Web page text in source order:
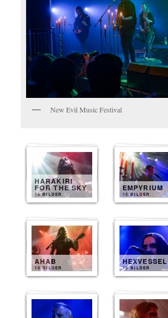
New Evil Music Festival
HARAKIRI
FOR THE SKY
15 BILDER
EMPYRIUM
15 BILDER
AHAB
10 BILDER
HEXVESSEL
10 BILDER